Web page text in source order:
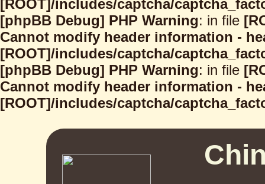
[ROOT]/includes/captcha/
[phpBB Debug] PHP Warning: in file
Cannot modify header information -
[ROOT]/includes/captcha/
[phpBB Debug] PHP Warning: in file
Cannot modify header information -
[ROOT]/includes/captcha/